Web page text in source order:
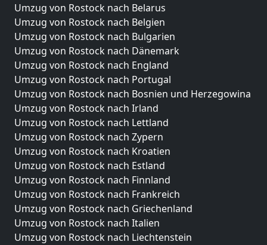
Umzug von Rostock nach Belarus
Umzug von Rostock nach Belgien
Umzug von Rostock nach Bulgarien
Umzug von Rostock nach Dänemark
Umzug von Rostock nach England
Umzug von Rostock nach Portugal
Umzug von Rostock nach Bosnien und Herzegowina
Umzug von Rostock nach Irland
Umzug von Rostock nach Lettland
Umzug von Rostock nach Zypern
Umzug von Rostock nach Kroatien
Umzug von Rostock nach Estland
Umzug von Rostock nach Finnland
Umzug von Rostock nach Frankreich
Umzug von Rostock nach Griechenland
Umzug von Rostock nach Italien
Umzug von Rostock nach Liechtenstein